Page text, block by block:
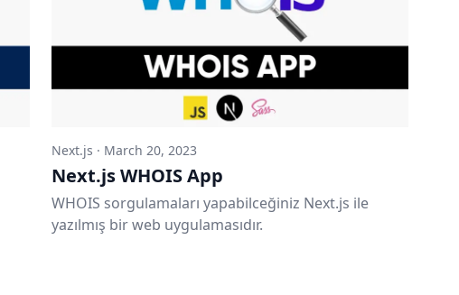
Next.js · March 20, 2023
Next.js WHOIS App
WHOIS sorgulamaları yapabilceğiniz Next.js ile
yazılmış bir web uygulamasıdır.